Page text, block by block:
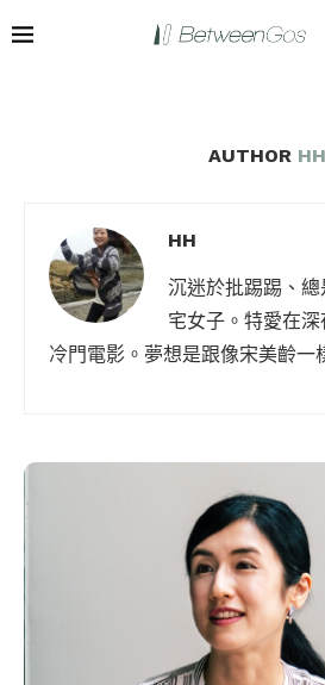
AUTHOR HH
HH
沉迷於批踢踢、
宅女子。特愛在
冷門電影。夢想是跟像宋美齡一